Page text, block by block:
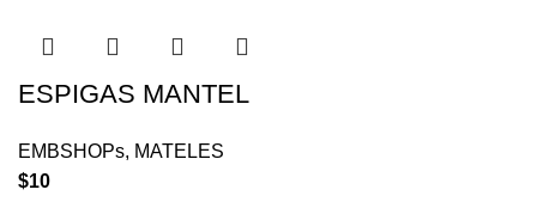
ESPIGAS MANTEL
EMBSHOPs, MATELES
$10